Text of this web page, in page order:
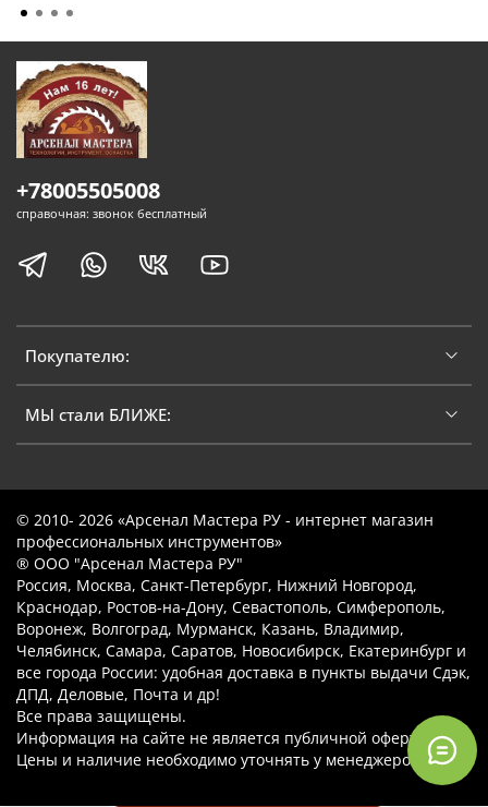
Покупателю:
МЫ стали БЛИЖЕ:
+78005505008
справочная: звонок бесплатный
© 2010- 2026 «Арсенал Мастера РУ - интернет магазин
профессиональных инструментов»
® ООО "Арсенал Мастера РУ"
Россия, Москва, Санкт-Петербург, Нижний Новгород,
Краснодар, Ростов-на-Дону, Севастополь, Симферополь,
Воронеж, Волгоград, Мурманск, Казань, Владимир,
Челябинск, Самара, Саратов, Новосибирск, Екатеринбург и
все города России: удобная доставка в пункты выдачи Сдэк,
ДПД, Деловые, Почта и др!
Все права защищены.
Информация на сайте не является публичной офертой.
Цены и наличие необходимо уточнять у менеджеров.